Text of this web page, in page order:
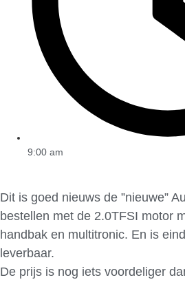
9:00 am
Dit is goed nieuws de ”nieuwe”
bestellen met de 2.0TFSI motor
handbak en multitronic. En is
leverbaar.
De prijs is nog iets voordeliger